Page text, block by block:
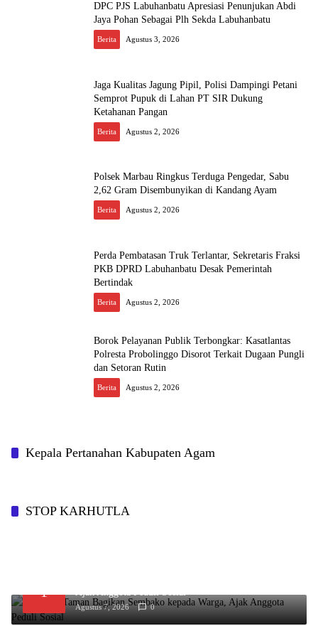
DPC PJS Labuhanbatu Apresiasi Penunjukan Abdi
Jaya Pohan Sebagai Plh Sekda Labuhanbatu
Berita Agustus 3, 2026
Jaga Kualitas Jagung Pipil, Polisi Dampingi Petani
Semprot Pupuk di Lahan PT SIR Dukung
Ketahanan Pangan
Berita Agustus 2, 2026
Polsek Marbau Ringkus Terduga Pengedar, Sabu
2,62 Gram Disembunyikan di Kandang Ayam
Berita Agustus 2, 2026
Perda Pembatasan Truk Terlantar, Sekretaris Fraksi
PKB DPRD Labuhanbatu Desak Pemerintah
Bertindak
Berita Agustus 2, 2026
Borok Pelayanan Publik Terbongkar: Kasatlantas
Polresta Probolinggo Disorot Terkait Dugaan Pungli
dan Setoran Rutin
Berita Agustus 2, 2026
Kepala Pertanahan Kabupaten Agam
STOP KARHUTLA
1
Ajak Anggota Peduli Sosial
Agustus 7, 2026 0